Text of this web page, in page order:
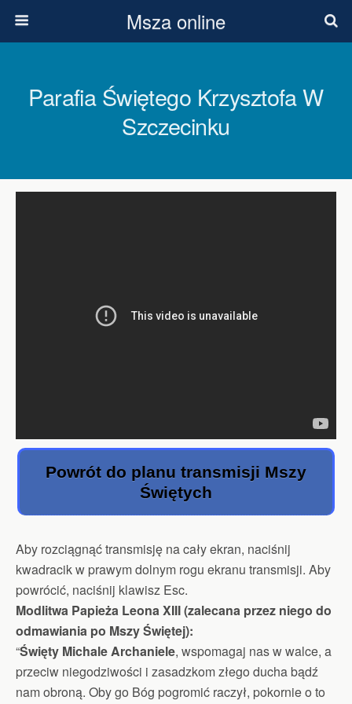
Msza online
Parafia Świętego Krzysztofa W
Szczecinku
Powrót do planu transmisji Mszy
Świętych
Aby rozciągnąć transmisję na cały ekran, naciśnij
kwadracik w prawym dolnym rogu ekranu transmisji. Aby
powrócić, naciśnij klawisz Esc.
Modlitwa Papieża Leona XIII (zalecana przez niego do
odmawiania po Mszy Świętej):
“Święty Michale Archaniele, wspomagaj nas w walce, a
przeciw niegodziwości i zasadzkom złego ducha bądź
nam obroną. Oby go Bóg pogromić raczył, pokornie o to